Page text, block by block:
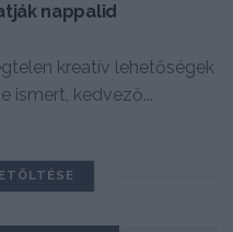
nappalid
kreatív lehetőségek
ismert, kedvező...